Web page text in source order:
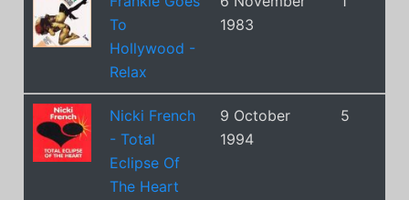
To
Hollywood -
Relax
1983
Nicki French
- Total
Eclipse Of
The Heart
9 October
1994
5